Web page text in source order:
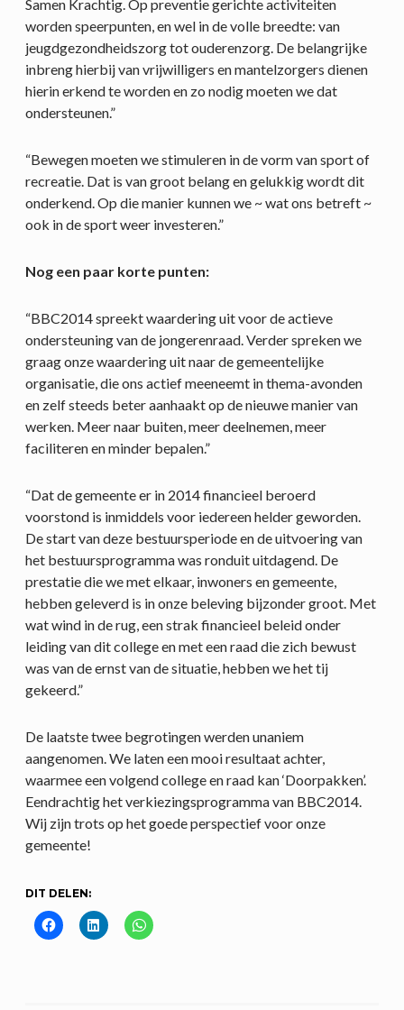
Samen Krachtig. Op preventie gerichte activiteiten
worden speerpunten, en wel in de volle breedte: van
jeugdgezondheidszorg tot ouderenzorg. De belangrijke
inbreng hierbij van vrijwilligers en mantelzorgers dienen
hierin erkend te worden en zo nodig moeten we dat
ondersteunen.”
“Bewegen moeten we stimuleren in de vorm van sport of
recreatie. Dat is van groot belang en gelukkig wordt dit
onderkend. Op die manier kunnen we ~ wat ons betreft ~
ook in de sport weer investeren.”
Nog een paar korte punten:
“BBC2014 spreekt waardering uit voor de actieve
ondersteuning van de jongerenraad. Verder spreken we
graag onze waardering uit naar de gemeentelijke
organisatie, die ons actief meeneemt in thema-avonden
en zelf steeds beter aanhaakt op de nieuwe manier van
werken. Meer naar buiten, meer deelnemen, meer
faciliteren en minder bepalen.”
“Dat de gemeente er in 2014 financieel beroerd
voorstond is inmiddels voor iedereen helder geworden.
De start van deze bestuursperiode en de uitvoering van
het bestuursprogramma was ronduit uitdagend. De
prestatie die we met elkaar, inwoners en gemeente,
hebben geleverd is in onze beleving bijzonder groot. Met
wat wind in de rug, een strak financieel beleid onder
leiding van dit college en met een raad die zich bewust
was van de ernst van de situatie, hebben we het tij
gekeerd.”
De laatste twee begrotingen werden unaniem
aangenomen. We laten een mooi resultaat achter,
waarmee een volgend college en raad kan ‘Doorpakken’.
Eendrachtig het verkiezingsprogramma van BBC2014.
Wij zijn trots op het goede perspectief voor onze
gemeente!
DIT DELEN: